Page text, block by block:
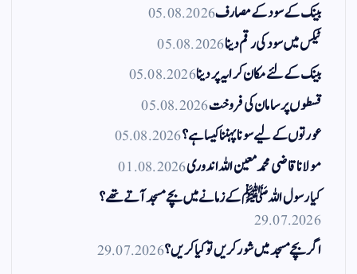
بینک کے سود کے مصارف05.08.2026
ٹیکس میں سود کی رقم دینا05.08.2026
بینک کے لئے مکان کرایہ پر دینا05.08.2026
قسطوں پر سامان کی فروخت05.08.2026
عورتوں کے لیے سونا پہننا کیسا ہے؟05.08.2026
مولانا قاضی محمد معین اللہ اندوری01.08.2026
کیا رسول اللہ ﷺ کے زمانے میں بچے مسجد آتے تھے؟
29.07.2026
اگر بچے مسجد میں شور کریں تو کیا کریں؟29.07.2026